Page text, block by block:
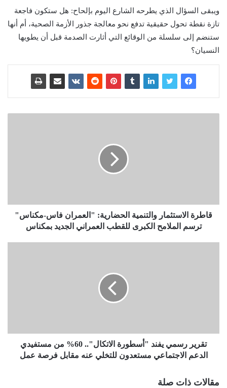
ويبقى السؤال الذي يطرحه الشارع اليوم بإلحاح: هل ستكون فاجعة
تازة نقطة تحول حقيقية تدفع نحو معالجة جذور الأزمة الصحية، أم أنها
ستنضم إلى سلسلة من الوقائع التي أثارت الصدمة قبل أن يطويها
النسيان؟
قاطرة الاستثمار والتنمية الحضارية: "العمران فاس-مكناس"
ترسم الملامح الكبرى للقطب العمراني الجديد بمكناس
تقرير رسمي يفند "أسطورة الاتكال".. 60% من مستفيدي
الدعم الاجتماعي مستعدون للتخلي عنه مقابل فرصة عمل
مقالات ذات صلة